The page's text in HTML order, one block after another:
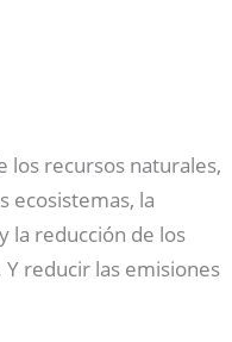
los recursos naturales,
ecosistemas, la
la reducción de los
reducir las emisiones